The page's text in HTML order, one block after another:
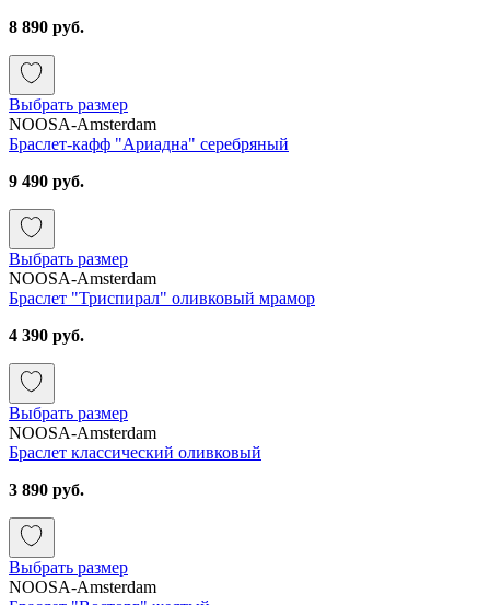
8 890 руб.
Выбрать размер
NOOSA-Amsterdam
Браслет-кафф "Ариадна" серебряный
9 490 руб.
Выбрать размер
NOOSA-Amsterdam
Браслет "Триспирал" оливковый мрамор
4 390 руб.
Выбрать размер
NOOSA-Amsterdam
Браслет классический оливковый
3 890 руб.
Выбрать размер
NOOSA-Amsterdam